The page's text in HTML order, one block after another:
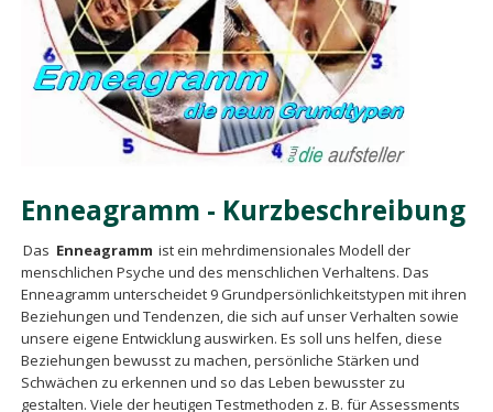
Enneagramm - Kurzbeschreibung
Das Enneagramm ist ein mehrdimensionales Modell der
menschlichen Psyche und des menschlichen Verhaltens. Das
Enneagramm unterscheidet 9 Grundpersönlichkeits­typen mit ihren
Beziehungen und Tendenzen, die sich auf unser Verhalten sowie
unsere eigene Entwicklung auswirken. Es soll uns helfen, diese
Beziehungen bewusst zu machen, persönliche Stärken und
Schwächen zu erkennen und so das Leben bewusster zu
gestalten. Viele der heutigen Testmethoden z. B. für Assessments